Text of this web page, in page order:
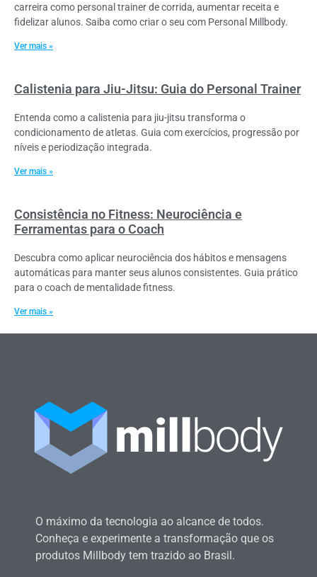
carreira como personal trainer de corrida, aumentar receita e
fidelizar alunos. Saiba como criar o seu com Personal Millbody.
Ver mais »
Calistenia para Jiu-Jitsu: Guia do Personal Trainer
Entenda como a calistenia para jiu-jitsu transforma o
condicionamento de atletas. Guia com exercícios, progressão por
níveis e periodização integrada.
Ver mais »
Consistência no Fitness: Neurociência e
Ferramentas para o Coach
Descubra como aplicar neurociência dos hábitos e mensagens
automáticas para manter seus alunos consistentes. Guia prático
para o coach de mentalidade fitness.
Ver mais »
O máximo da tecnologia ao alcance de todos.
Conheça e experimente a transformação que os
produtos Millbody tem trazido ao Brasil.